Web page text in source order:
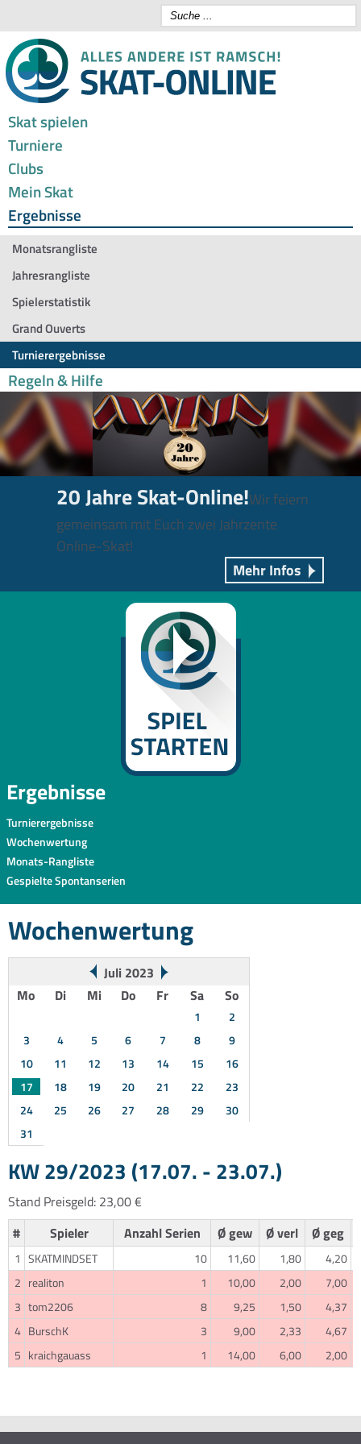
Skat spielen
Turniere
Clubs
Mein Skat
Ergebnisse
Monatsrangliste
Jahresrangliste
Spielerstatistik
Grand Ouverts
Turnierergebnisse
Regeln & Hilfe
20 Jahre Skat-Online!Wir feiern
gemeinsam mit Euch zwei Jahrzente
Online-Skat!
Mehr Infos
Ergebnisse
Turnierergebnisse
Wochenwertung
Monats-Rangliste
Gespielte Spontanserien
Wochenwertung
Juli 2023
Mo
Di Mi Do Fr Sa So
1
2
3
4 5 6 7 8
9
10
11 12 13 14 15
16
17
18 19 20 21 22
23
24
25 26 27 28 29
30
31
KW 29/2023 (17.07. - 23.07.)
Stand Preisgeld: 23,00 €
#
Spieler Anzahl Serien Ø gew Ø verl Ø geg
1 SKATMINDSET 10 11,60 1,80
4,20
2 realiton 1 10,00 2,00
7,00
3 tom2206 8 9,25 1,50
4,37
4 BurschK 3 9,00 2,33
4,67
5 kraichgauass 1 14,00 6,00 2,00